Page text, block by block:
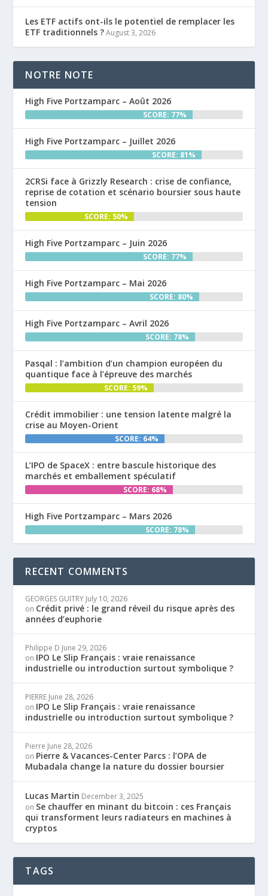
Les ETF actifs ont-ils le potentiel de remplacer les
ETF traditionnels ? August 3, 2026
NOTRE NOTE
High Five Portzamparc – Août 2026
SCORE: 77%
High Five Portzamparc – Juillet 2026
SCORE: 81%
2CRSi face à Grizzly Research : crise de confiance,
reprise de cotation et scénario boursier sous haute
tension
SCORE: 50%
High Five Portzamparc – Juin 2026
SCORE: 77%
High Five Portzamparc – Mai 2026
SCORE: 80%
High Five Portzamparc – Avril 2026
SCORE: 78%
Pasqal : l’ambition d’un champion européen du
quantique face à l’épreuve des marchés
SCORE: 59%
Crédit immobilier : une tension latente malgré la
crise au Moyen-Orient
SCORE: 64%
L’IPO de SpaceX : entre bascule historique des
marchés et emballement spéculatif
SCORE: 68%
High Five Portzamparc – Mars 2026
SCORE: 78%
RECENT COMMENTS
GEORGES GUITRY July 10, 2026
on Crédit privé : le grand réveil du risque après des
années d’euphorie
Philippe D June 29, 2026
on IPO Le Slip Français : vraie renaissance
industrielle ou introduction surtout symbolique ?
PIERRE June 28, 2026
on IPO Le Slip Français : vraie renaissance
industrielle ou introduction surtout symbolique ?
Pierre June 28, 2026
on Pierre & Vacances-Center Parcs : l’OPA de
Mubadala change la nature du dossier boursier
Lucas Martin December 3, 2025
on Se chauffer en minant du bitcoin : ces Français
qui transforment leurs radiateurs en machines à
cryptos
TAGS